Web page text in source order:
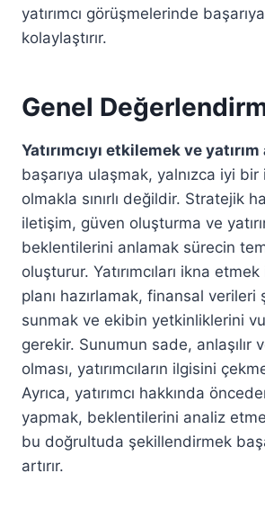
yatırımcı görüşmelerinde
kolaylaştırır.
Genel
Yatırımcıyı etkilemek ve
başarıya ulaşmak, yalnızca iyi
olmakla sınırlı değildir. Stratejik
iletişim, güven oluşturma ve
beklentilerini anlamak sürecin
oluşturur. Yatırımcıları ikna
planı hazırlamak, finansal
sunmak ve ekibin yetkinliklerini
gerekir. Sunumun sade, anlaşılır
olması, yatırımcıların ilgisini
Ayrıca, yatırımcı hakkında
yapmak, beklentilerini analiz
bu doğrultuda şekillendirmek
artırır.